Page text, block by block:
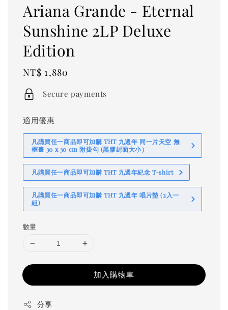
Ariana Grande - Eternal
Sunshine 2LP Deluxe
Edition
Regular
price
NT$ 1,880
Secure payments
適用優惠
凡購買任一商品即可加購 THT 九週年 同一片天空 無
框畫 30 x 30 cm 附掛勾 (黑膠封面大小）
凡購買任一商品即可加購 THT 九週年紀念 T-shirt
凡購買任一商品即可加購 THT 九週年 唱片墊 (2入一
組)
數量
加入購物車
分享